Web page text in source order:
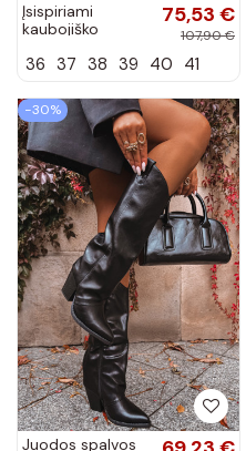
Įsispiriami
kaubojiško
dirbtinės zomšos
Beretta
75,53 €
107,90 €
36 37 38 39 40 41
−30%
Juodos spalvos